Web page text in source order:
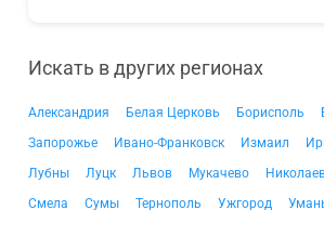
Искать в других регионах
Александрия Белая Церковь Борисполь
Запорожье
Ивано-Франковск Измаил
Лубны
Луцк Львов Мукачево
Смела
Сумы Тернополь Ужгород